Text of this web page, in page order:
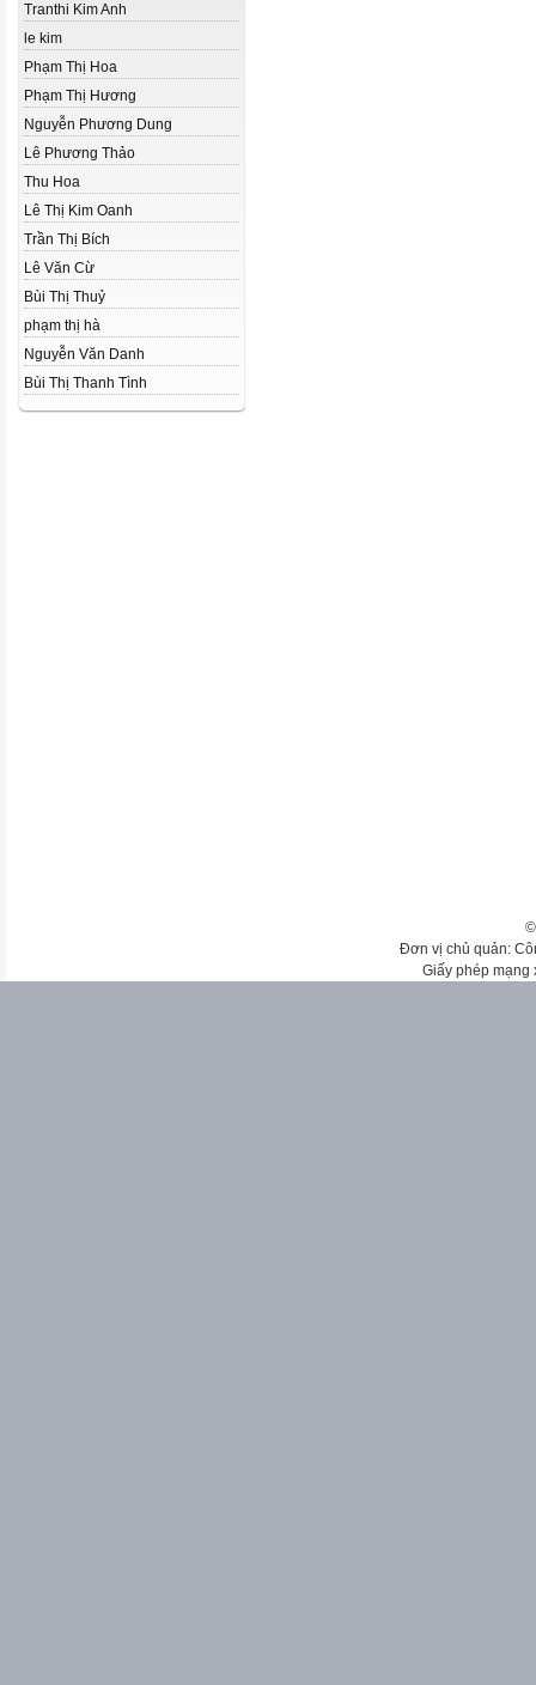
Tranthi Kim Anh
le kim
Phạm Thị Hoa
Phạm Thị Hương
Nguyễn Phương Dung
Lê Phương Thảo
Thu Hoa
Lê Thị Kim Oanh
Trần Thị Bích
Lê Văn Cừ
Bùi Thị Thuỷ
phạm thị hà
Nguyễn Văn Danh
Bùi Thị Thanh Tình
Đơn vị chủ quản:
Giấy phép mạng